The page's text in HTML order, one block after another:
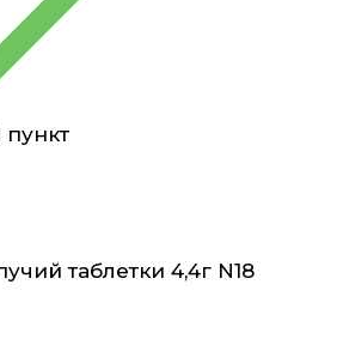
таблетки 4,4г N18